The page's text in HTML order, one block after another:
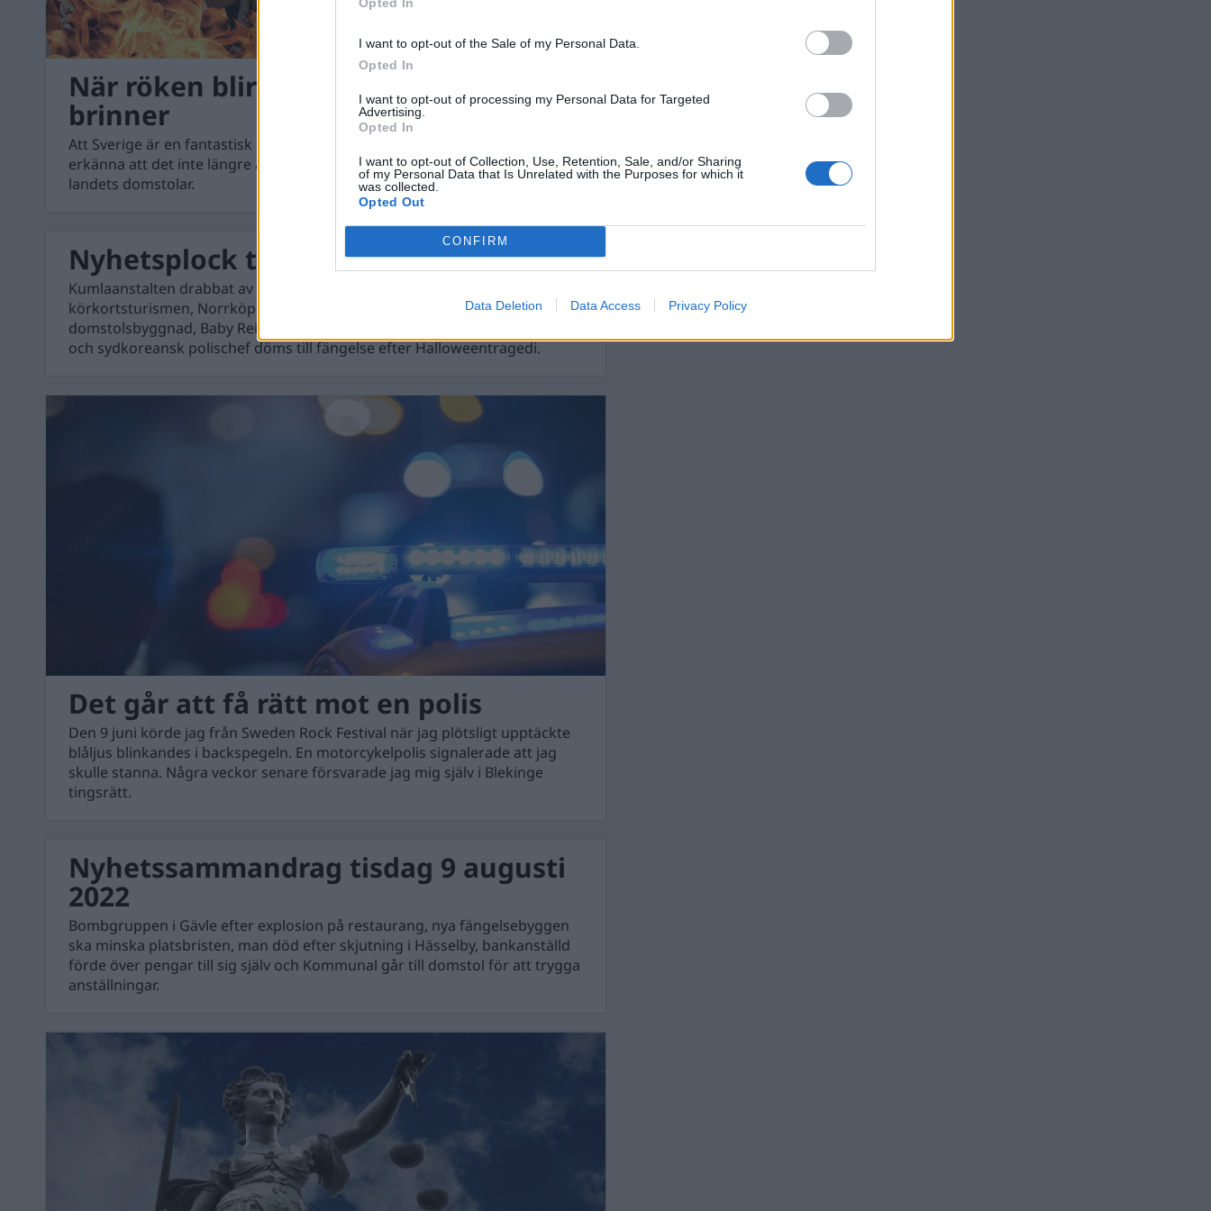
I want to opt-out of the Sale of my Personal Data.
Opted In
I want to opt-out of processing my Personal Data for Targeted
Advertising.
Opted In
I want to opt-out of Collection, Use, Retention, Sale, and/or Sharing
of my Personal Data that Is Unrelated with the Purposes for which it
was collected.
Opted Out
CONFIRM
Data Deletion Data Access Privacy Policy
När röken blir till eld och rättsstaten
brinner
Att Sverige är en fantastisk rättsstat är en vacker tanke, men vi måste våga
erkänna att det inte längre är hela sanningen. Allt oftare blir det fel hos
landets domstolar.
Nyhetsplock tisdag 1 oktober 2024
Kumlaanstalten drabbat av skabbutbrott, Transportstyrelsen vill stoppa
körkortsturismen, Norrköpings nya tingsrätt blir Sveriges modernaste
domstolsbyggnad, Baby Reindeer-stalker ges klartecken att stämma Netflix
och sydkoreansk polischef döms till fängelse efter Halloweentragedi.
Det går att få rätt mot en polis
Den 9 juni körde jag från Sweden Rock Festival när jag plötsligt upptäckte
blåljus blinkandes i backspegeln. En motorcykelpolis signalerade att jag
skulle stanna. Några veckor senare försvarade jag mig själv i Blekinge
tingsrätt.
Nyhetssammandrag tisdag 9 augusti
2022
Bombgruppen i Gävle efter explosion på restaurang, nya fängelsebyggen
ska minska platsbristen, man död efter skjutning i Hässelby, bankanställd
förde över pengar till sig själv och Kommunal går till domstol för att trygga
anställningar.